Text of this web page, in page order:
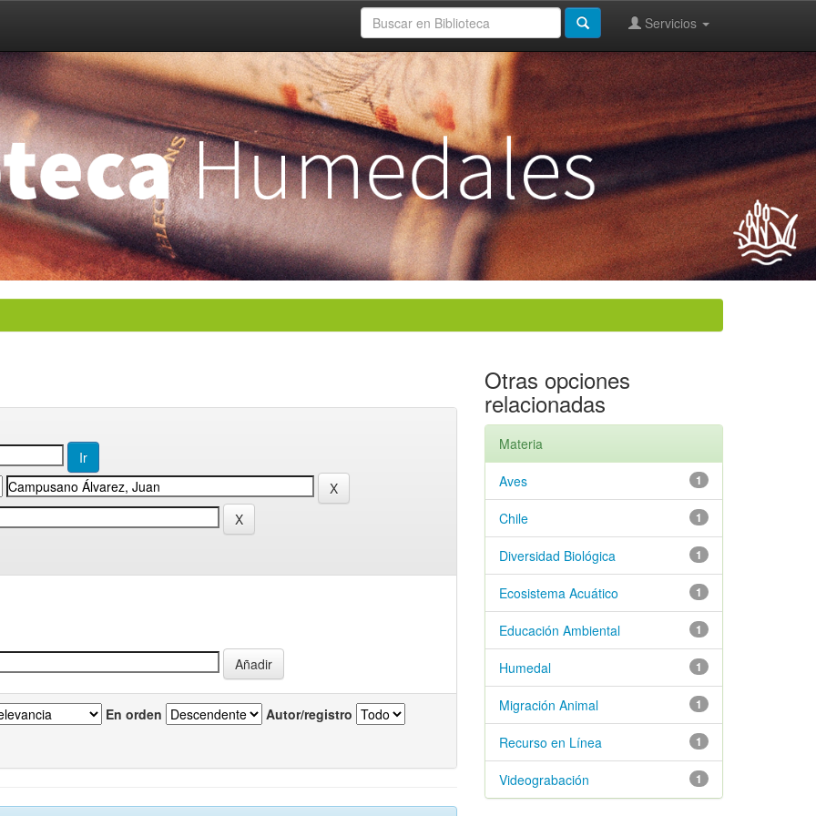
Servicios
En orden Autor/registro
Otras opciones
relacionadas
Materia
1
Aves
1
Chile
1
Diversidad Biológica
1
Ecosistema Acuático
1
Educación Ambiental
1
Humedal
1
Migración Animal
1
Recurso en Línea
1
Videograbación